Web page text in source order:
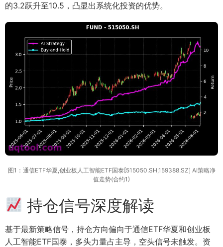
的3.2跃升至10.5，凸显出系统化投资的优势。
图1：通信ETF华夏,创业板人工智能ETF国泰[515050.SH,159388.SZ] AI策略净
值走势(合约1)
持仓信号深度解读
基于最新策略信号，持仓方向偏向于通信ETF华夏和创业板
人工智能ETF国泰，多头力量占主导，空头信号未触发。资